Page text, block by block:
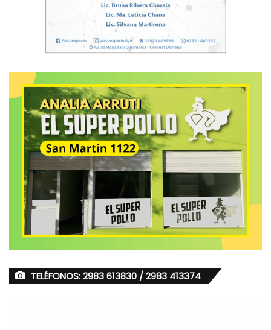
TELÉFONOS: 2983 613830 / 2983 413374